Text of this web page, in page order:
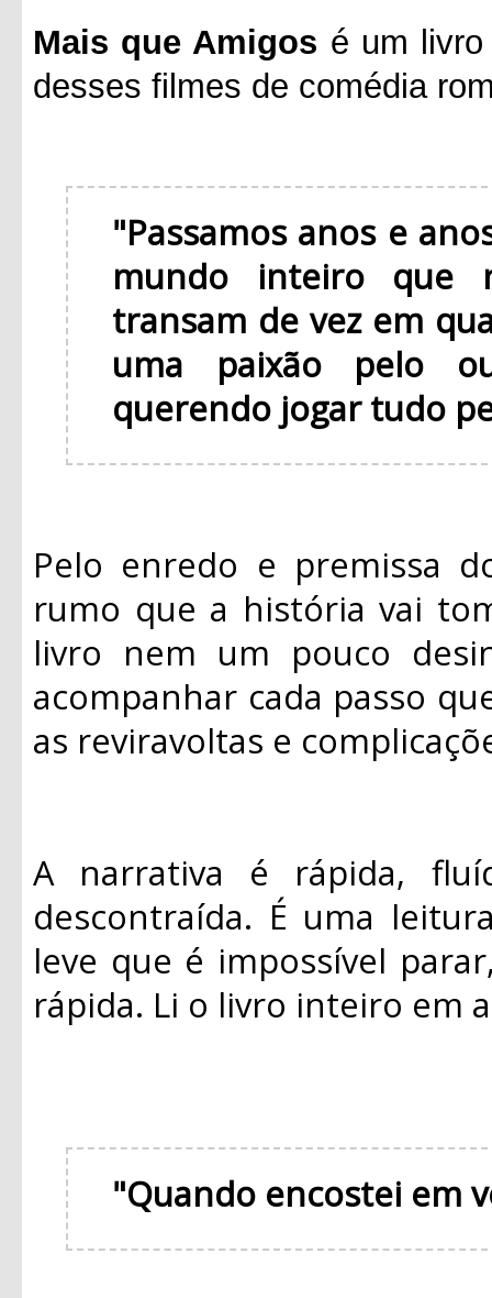
Mais que Amigos é um
desses filmes de comédia
"Passamos anos e
mundo inteiro que
transam de vez em
uma paixão pelo
querendo jogar tudo
Pelo enredo e premissa
rumo que a história vai
livro nem um pouco
acompanhar cada passo
as reviravoltas e
A narrativa é rápida,
descontraída. É uma
leve que é impossível
rápida. Li o livro inteiro em
"Quando encostei em